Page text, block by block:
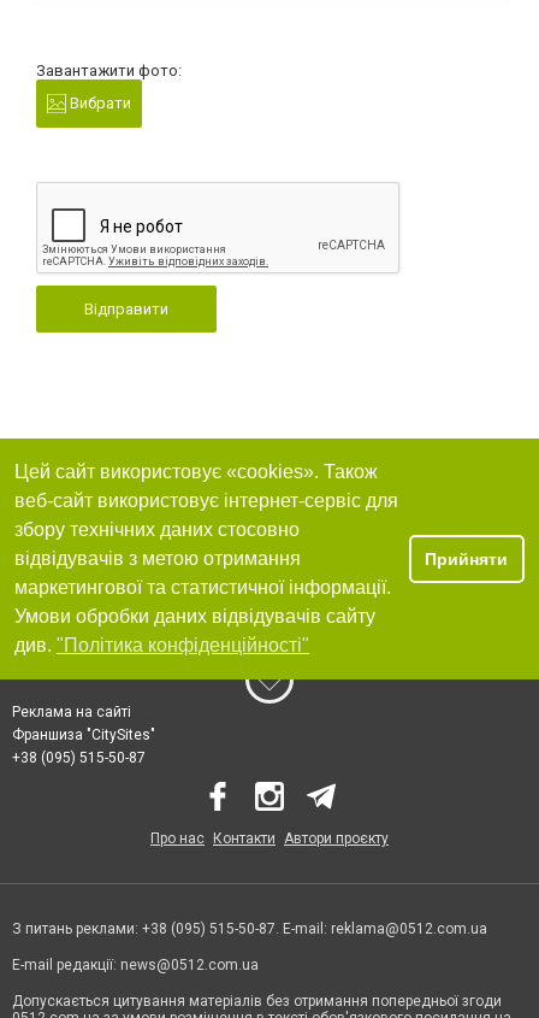
Завантажити фото:
Вибрати
Відправити
Цей сайт використовує «cookies». Також
веб-сайт використовує інтернет-сервіс для
збору технічних даних стосовно
відвідувачів з метою отримання
маркетингової та статистичної інформації.
Умови обробки даних відвідувачів сайту
див. "Політика конфіденційності"
Прийняти
Реклама на сайті
Франшиза "CitySites"
+38 (095) 515-50-87
Про нас Контакти Автори проєкту
З питань реклами: +38 (095) 515-50-87. E-mail: reklama@0512.com.ua
E-mail редакції: news@0512.com.ua
Допускається цитування матеріалів без отримання попередньої згоди